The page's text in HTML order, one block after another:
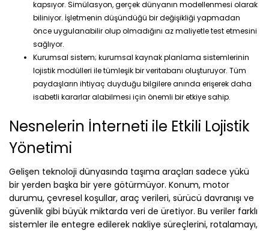
kapsıyor. Simülasyon, gerçek dünyanın modellenmesi olarak
biliniyor. İşletmenin düşündüğü bir değişikliği yapmadan
önce uygulanabilir olup olmadığını az maliyetle test etmesini
sağlıyor.
Kurumsal sistem; kurumsal kaynak planlama sistemlerinin
lojistik modülleri ile tümleşik bir veritabanı oluşturuyor. Tüm
paydaşların ihtiyaç duyduğu bilgilere anında erişerek daha
isabetli kararlar alabilmesi için önemli bir etkiye sahip.
Nesnelerin İnterneti ile Etkili Lojistik
Yönetimi
Gelişen teknoloji dünyasında taşıma araçları sadece yükü
bir yerden başka bir yere götürmüyor. Konum, motor
durumu, çevresel koşullar, araç verileri, sürücü davranışı ve
güvenlik gibi büyük miktarda veri de üretiyor. Bu veriler farklı
sistemler ile entegre edilerek nakliye süreçlerini, rotalamayı,